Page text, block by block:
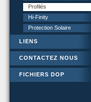
Profilés
Hi-Finity
Protection Solaire
LIENS
CONTACTEZ NOUS
FICHIERS DOP